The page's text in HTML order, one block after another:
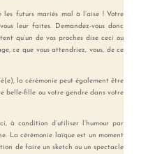
les futurs mariés mal à l’aise ! Votre
leur faites. Demandez-vous donc
qu’un de vos proches dise ceci ou
ce que vous attendriez, vous, de ce
la cérémonie peut également être
belle-fille ou votre gendre dans votre
à condition d’utiliser l’humour par
La cérémonie laïque est un moment
de faire un sketch ou un spectacle